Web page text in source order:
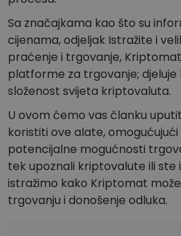
Sa značajkama kao što su
cijenama, odjeljak Istražite i
praćenje i trgovanje,
platforme za trgovanje;
složenost svijeta kriptovaluta.
U ovom ćemo vas članku
koristiti ove alate,
potencijalne mogućnosti
tek upoznali kriptovalute ili ste
istražimo kako Kriptomat
trgovanju i donošenje odluka.